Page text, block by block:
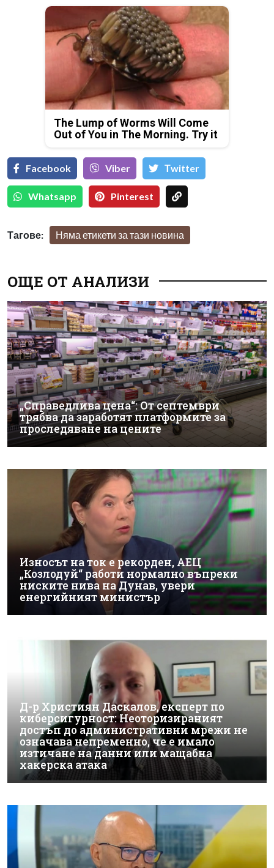
The Lump of Worms Will Come
Out of You in The Morning. Try it
Facebook Viber Тwitter
Whatsapp Pinterest
Тагове: Няма етикети за тази новина
ОЩЕ ОТ АНАЛИЗИ
„Справедлива цена“: От септември
трябва да заработят платформите за
проследяване на цените
Износът на ток е рекорден, АЕЦ
„Козлодуй“ работи нормално въпреки
ниските нива на Дунав, увери
енергийният министър
Д-р Християн Даскалов, експерт по
киберсигурност: Неоторизираният
достъп до административни мрежи не
означава непременно, че е имало
изтичане на данни или мащабна
хакерска атака